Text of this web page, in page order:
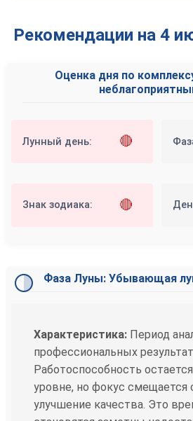
Рекомендации на 4
Оценка дня по
Лунный день: 🔴
Знак зодиака: 🔴
Фаза Луны: Убывающая
Характеристика: Период
профессиональных
Работоспособность
уровне, но фокус смещается
улучшение качества. Это